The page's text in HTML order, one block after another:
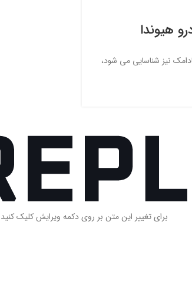
هیوندا
نیز شناسایی می شود،
برای تغییر این متن بر روی دکمه ویرایش کلیک